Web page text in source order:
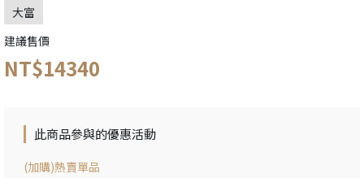
大富
建議售價
NT$14340
此商品參與的優惠活動
(加購)熱賣單品